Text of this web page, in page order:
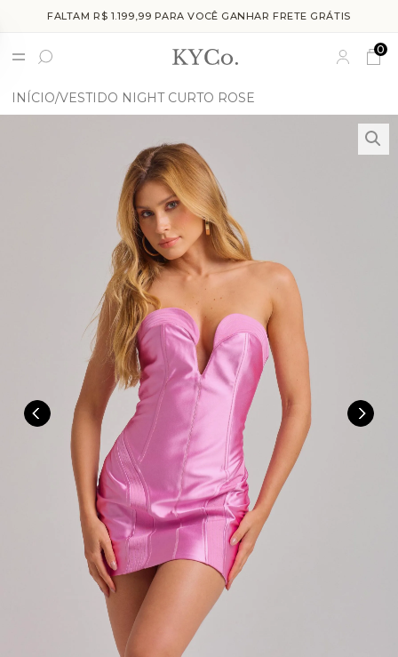
FALTAM R$ 1.199,99 PARA VOCÊ GANHAR FRETE GRÁTIS
0
INÍCIO VESTIDO NIGHT CURTO ROSE